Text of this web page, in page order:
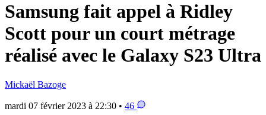
Samsung fait appel à Ridley
Scott pour un court métrage
réalisé avec le Galaxy S23 Ultra
Mickaël Bazoge
mardi 07 février 2023 à 22:30 • 46